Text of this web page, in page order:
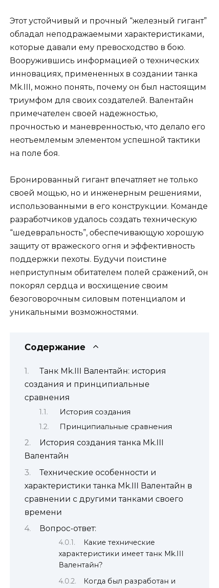
Этот устойчивый и прочный “железный гигант”
обладал неподражаемыми характеристиками,
которые давали ему превосходство в бою.
Вооружившись информацией о технических
инновациях, примененных в создании танка
Mk.III, можно понять, почему он был настоящим
триумфом для своих создателей. Валентайн
примечателен своей надежностью,
прочностью и маневренностью, что делало его
неотъемлемым элементом успешной тактики
на поле боя.
Бронированный гигант впечатляет не только
своей мощью, но и инженерным решениями,
использованными в его конструкции. Команде
разработчиков удалось создать техническую
“шедевральность”, обеспечивающую хорошую
защиту от вражеского огня и эффективность
поддержки пехоты. Будучи поистине
неприступным обитателем полей сражений, он
покорял сердца и восхищение своим
безоговорочным силовым потенциалом и
уникальными возможностями.
Содержание
Танк Mk.III Валентайн: история
создания и принципиальные
сравнения
История создания
Принципиальные сравнения
История создания танка Mk.III
Валентайн
Технические особенности и
характеристики танка Mk.III Валентайн в
сравнении с другими танками своего
времени
Вопрос-ответ:
Какие технические
характеристики имеет танк Mk.III
Валентайн?
Когда был разработан и